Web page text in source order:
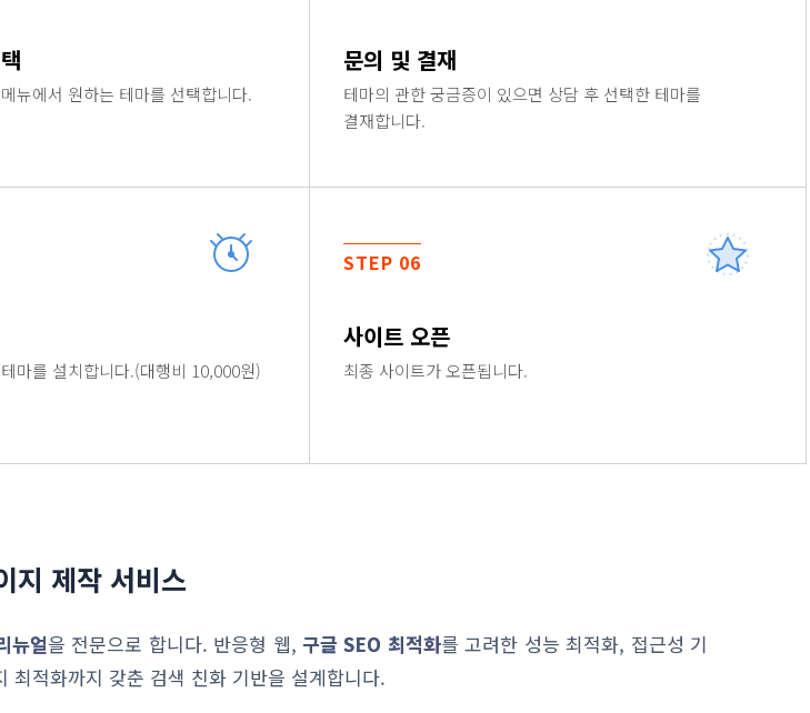
뉴에서 원하는 테마를 선택합니다.
문의 및 결재
테마의 관한 궁금증이 있으면 상담 후 선택한 테마를
결재합니다.
마를 설치합니다.(대행비 10,000원)
STEP 06
사이트 오픈
최종 사이트가 오픈됩니다.
지 제작 서비스
뉴얼을 전문으로 합니다. 반응형 웹, 구글 SEO 최적화를 고려한 성능 최적화, 접근성 기
최적화까지 갖춘 검색 친화 기반을 설계합니다.